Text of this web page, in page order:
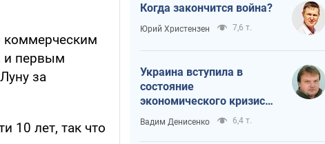
коммерческим
и первым
за
10 лет, так что
Когда закончится война?
Юрий Христензен 7,6 т.
Украина вступила в
состояние
экономического кризиса.
Есть ли свет в конце
туннеля?
Вадим Денисенко 6,4 т.